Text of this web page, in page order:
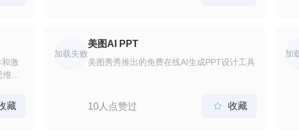
激
导
藏
加载失败
美图AI PPT
美图秀秀推出的免费在线AI生成PPT设计工具
10人点赞过  收藏
加